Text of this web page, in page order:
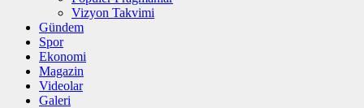
Vizyon Takvimi
Gündem
Spor
Ekonomi
Magazin
Videolar
Galeri